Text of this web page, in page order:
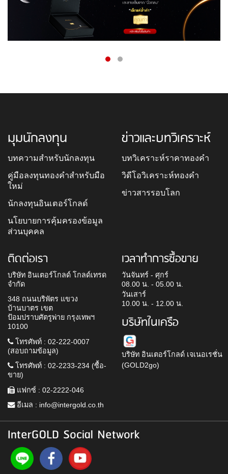
มุมนักลงทุน
บทความสำหรับนักลงทุน
คู่มือลงทุนทองคำสำหรับมือ
ใหม่
นักลงทุนอินเตอร์โกลด์
นโยบายการคุ้มครองข้อมูล
ส่วนบุคคล
ข่าวและบทวิเคราะห์
บทวิเคราะห์ราคาทองคำ
วิดีโอวิเคราะห์ทองคำ
ข่าวสารรอบโลก
ติดต่อเรา
บริษัท อินเตอร์โกลด์ โกลด์เทรด
จำกัด
348 ถนนบริพัตร แขวง
บ้านบาตร เขต
ป้อมปราบศัตรูพ่าย กรุงเทพฯ
10100
โทรศัพท์ : 02-222-0007
(สอบถามข้อมูล)
โทรศัพท์ : 02-2233-234 (ซื้อ-
ขาย)
แฟกซ์ : 02-2222-046
อีเมล : info@intergold.co.th
เวลาทำการซื้อขาย
วันจันทร์ - ศุกร์
08.00 น. - 05.00 น.
วันเสาร์
10.00 น. - 12.00 น.
บริษัทในเครือ
บริษัท อินเตอร์โกลด์ เจเนอเรชั่น
(GOLD2go)
InterGOLD Social Network